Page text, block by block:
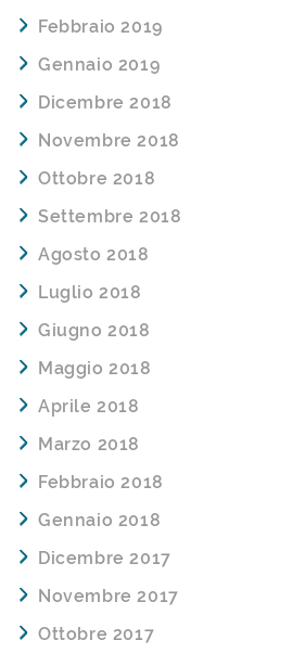
Febbraio 2019
Gennaio 2019
Dicembre 2018
Novembre 2018
Ottobre 2018
Settembre 2018
Agosto 2018
Luglio 2018
Giugno 2018
Maggio 2018
Aprile 2018
Marzo 2018
Febbraio 2018
Gennaio 2018
Dicembre 2017
Novembre 2017
Ottobre 2017